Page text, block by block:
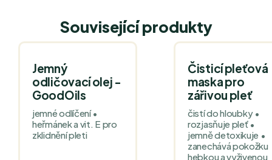
Související produkty
Jemný
odličovací olej -
GoodOils
jemné odlíčení •
heřmánek a vit. E pro
zklidnění pleti
Čisticí pleťová
maska pro
zářivou pleť
čistí do hloubky •
rozjasňuje pleť •
jemně detoxikuje •
zanechává pokožku
hebkou a vyživenou